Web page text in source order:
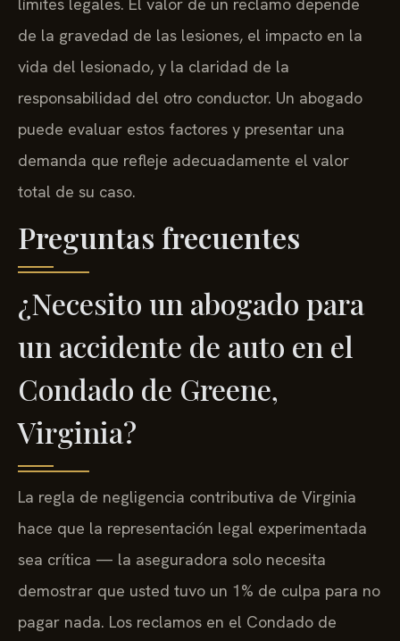
límites legales. El valor de un reclamo depende
de la gravedad de las lesiones, el impacto en la
vida del lesionado, y la claridad de la
responsabilidad del otro conductor. Un abogado
puede evaluar estos factores y presentar una
demanda que refleje adecuadamente el valor
total de su caso.
Preguntas frecuentes
¿Necesito un abogado para
un accidente de auto en el
Condado de Greene,
Virginia?
La regla de negligencia contributiva de Virginia
hace que la representación legal experimentada
sea crítica — la aseguradora solo necesita
demostrar que usted tuvo un 1% de culpa para no
pagar nada. Los reclamos en el Condado de